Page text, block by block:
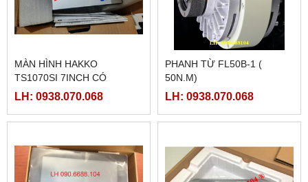
MÀN HÌNH HAKKO
TS1070SI 7INCH CÓ
ETHERNET
LH: 0938.070.068
PHANH TỪ FL50B-1 (
50N.M)
LH: 0938.070.068